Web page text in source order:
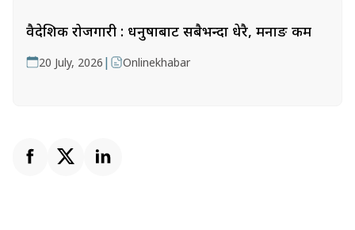
वैदेशिक रोजगारी : धनुषाबाट सबैभन्दा धेरै, मनाङ कम
20 July, 2026 | Onlinekhabar